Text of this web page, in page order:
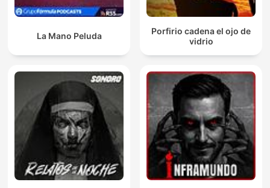
La Mano Peluda
Porfirio cadena el ojo de
vidrio